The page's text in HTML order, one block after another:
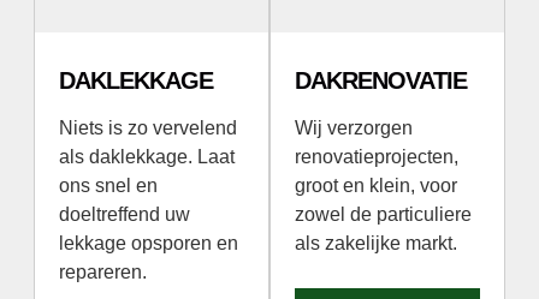
DAKLEKKAGE
Niets is zo vervelend
als daklekkage. Laat
ons snel en
doeltreffend uw
lekkage opsporen en
repareren.
DAKRENOVATIE
Wij verzorgen
renovatieprojecten,
groot en klein, voor
zowel de particuliere
als zakelijke markt.